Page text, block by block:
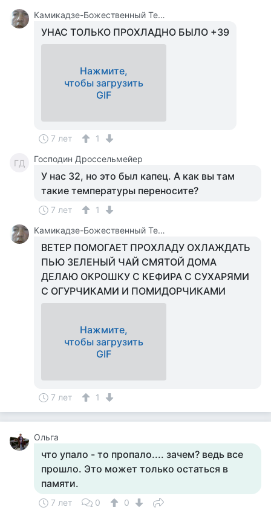
Камикадзе-Божественный Теплый Ветерок
УНАС ТОЛЬКО ПРОХЛАДНО БЫЛО +39
Нажмите,
чтобы загрузить
GIF
7 лет 1
ГД Господин Дроссельмейер
У нас 32, но это был капец. А как вы там
такие температуры переносите?
7 лет
1
Камикадзе-Божественный Теплый Ветерок
ВЕТЕР ПОМОГАЕТ ПРОХЛАДУ ОХЛАЖДАТЬ
ПЬЮ ЗЕЛЕНЫЙ ЧАЙ СМЯТОЙ ДОМА
ДЕЛАЮ ОКРОШКУ С КЕФИРА С СУХАРЯМИ
С ОГУРЧИКАМИ И ПОМИДОРЧИКАМИ
Нажмите,
чтобы загрузить
GIF
7 лет 1
Ольга
что упало - то пропало.... зачем? ведь все
прошло. Это может только остаться в
памяти.
7 лет 0 0